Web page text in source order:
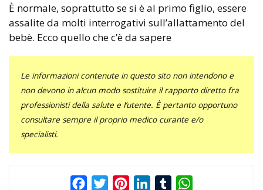
È normale, soprattutto se si è al primo figlio, essere
assalite da molti interrogativi sull’allattamento del
bebè. Ecco quello che c’è da sapere
Le informazioni contenute in questo sito non intendono e
non devono in alcun modo sostituire il rapporto diretto fra
professionisti della salute e l’utente. È pertanto opportuno
consultare sempre il proprio medico curante e/o
specialisti.
FacebookTwitterPinterestLinkedInTumblr